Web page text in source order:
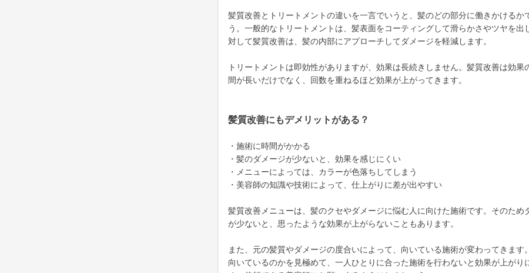
髪質改善とトリートメントの違いを一言でいうと、髪のどの部分に働きかけるか
う。一般的なトリートメントは、髪表面をコーティングして滑らかさやツヤを出
対して髪質改善は、髪の内部にアプローチしてダメージを軽減します。
トリートメントは即効性がありますが、効果は長続きしません。髪質改善は効果
間が長いだけでなく、回数を重ねるほど効果が上がってきます。
髪質改善にもデメリットがある？
・施術に時間がかかる
・髪のダメージが少ないと、効果を感じにくい
・メニューによっては、カラーが色落ちしてしまう
・美容師の知識や技術によって、仕上がりに差が出やすい
髪質改善メニューは、髪のクセやダメージに悩む人に向けた施術です。そのため
が少ないと、思ったような効果が上がらないこともあります。
また、元の髪質やダメージの度合いによって、向いている施術が変わってきます
向いているのかを見極めて、一人ひとりに合った施術を行わないと効果が上がり